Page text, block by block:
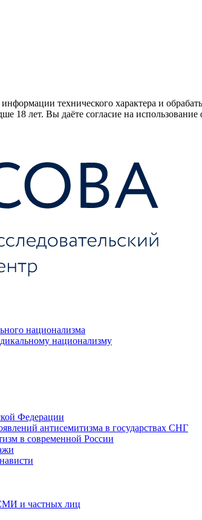
технического характера и
18 лет. Вы даёте согласие на
национализма
национализму
Федерации
антисемитизма в государствах СНГ
в современной России
и частных лиц